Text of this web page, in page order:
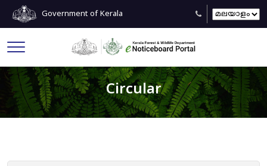
Government of Kerala
Circular